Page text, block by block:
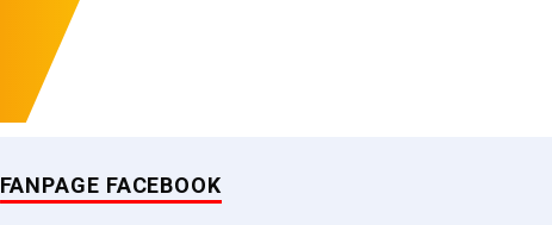
FANPAGE FACEBOOK